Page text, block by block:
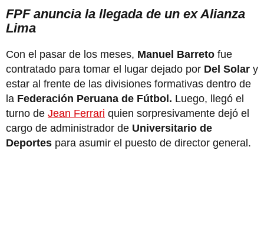
FPF anuncia la llegada de un ex Alianza
Lima
Con el pasar de los meses, Manuel Barreto fue
contratado para tomar el lugar dejado por Del Solar y
estar al frente de las divisiones formativas dentro de
la Federación Peruana de Fútbol. Luego, llegó el
turno de Jean Ferrari quien sorpresivamente dejó el
cargo de administrador de Universitario de
Deportes para asumir el puesto de director general.